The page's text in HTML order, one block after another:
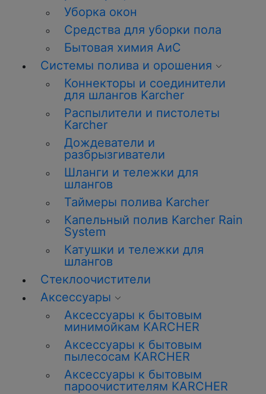
Уборка окон
Средства для уборки пола
Бытовая химия АиС
Системы полива и орошения
Коннекторы и соединители
для шлангов Karcher
Распылители и пистолеты
Karcher
Дождеватели и
разбрызгиватели
Шланги и тележки для
шлангов
Таймеры полива Karcher
Капельный полив Karcher Rain
System
Катушки и тележки для
шлангов
Стеклоочистители
Аксессуары
Аксессуары к бытовым
минимойкам KARCHER
Аксессуары к бытовым
пылесосам KARCHER
Аксессуары к бытовым
пароочистителям KARCHER